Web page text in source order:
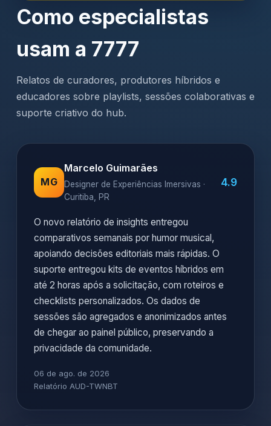
Como especialistas
usam a 7777
Relatos de curadores, produtores híbridos e
educadores sobre playlists, sessões colaborativas e
suporte criativo do hub.
MG
Marcelo Guimarães
Designer de Experiências Imersivas ·
Curitiba, PR
4.9
O novo relatório de insights entregou
comparativos semanais por humor musical,
apoiando decisões editoriais mais rápidas. O
suporte entregou kits de eventos híbridos em
até 2 horas após a solicitação, com roteiros e
checklists personalizados. Os dados de
sessões são agregados e anonimizados antes
de chegar ao painel público, preservando a
privacidade da comunidade.
06 de ago. de 2026
Relatório AUD-TWNBT